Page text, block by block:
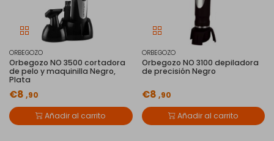
ORBEGOZO
Orbegozo NO 3500 cortadora
de pelo y maquinilla Negro,
Plata
€8 ,90
Añadir al carrito
ORBEGOZO
Orbegozo NO 3100 depiladora
de precisión Negro
€8 ,90
Añadir al carrito